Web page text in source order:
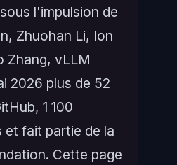
l'impulsion de
Zhuohan Li, Ion
Zhang, vLLM
2026 plus de 52
1 100
fait partie de la
Cette page